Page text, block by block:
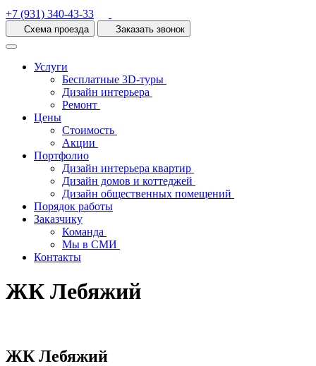
+7 (931) 340-43-33
Схема проезда Заказать звонок
Услуги
Бесплатные 3D-туры
Дизайн интерьера
Ремонт
Цены
Стоимость
Акции
Портфолио
Дизайн интерьера квартир
Дизайн домов и коттеджей
Дизайн общественных помещений
Порядок работы
Заказчику
Команда
Мы в СМИ
Контакты
ЖК Лебяжий
ЖК Лебяжий